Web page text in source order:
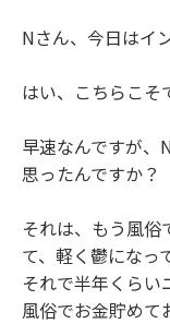
Nさん、今日はイ
はい、こちらこそ
早速なんですが、
思ったんですか？
それは、もう風俗
て、軽く鬱になっ
それで半年くらい
風俗でお金貯めて